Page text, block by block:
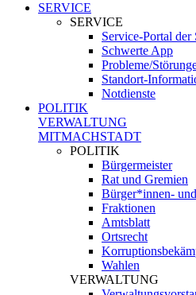
SERVICE
SERVICE
Service-Portal der
Schwerte App
Probleme/
Standort-
Notdienste
POLITIK
VERWALTUNG
MITMACHSTADT
POLITIK
Bürgermeister
Rat und Gremien
Bürger*innen-
Fraktionen
Amtsblatt
Ortsrecht
Wahlen
VERWALTUNG